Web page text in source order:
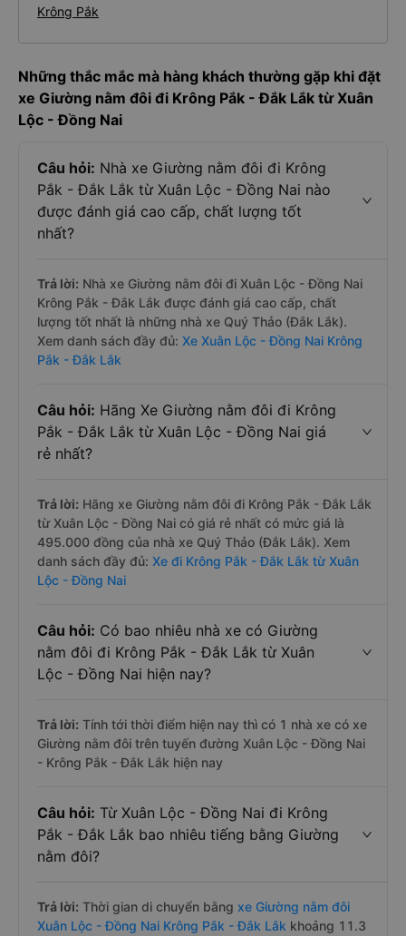
Krông Pắk
Những thắc mắc mà hàng khách thường gặp khi đặt
xe Giường nằm đôi đi Krông Pắk - Đắk Lắk từ Xuân
Lộc - Đồng Nai
Câu hỏi: Nhà xe Giường nằm đôi đi Krông
Pắk - Đắk Lắk từ Xuân Lộc - Đồng Nai nào
được đánh giá cao cấp, chất lượng tốt
nhất?
Trả lời: Nhà xe Giường nằm đôi đi Xuân Lộc - Đồng Nai
Krông Pắk - Đắk Lắk được đánh giá cao cấp, chất
lượng tốt nhất là những nhà xe Quý Thảo (Đắk Lắk).
Xem danh sách đầy đủ: Xe Xuân Lộc - Đồng Nai Krông
Pắk - Đắk Lắk
Câu hỏi: Hãng Xe Giường nằm đôi đi Krông
Pắk - Đắk Lắk từ Xuân Lộc - Đồng Nai giá
rẻ nhất?
Trả lời: Hãng xe Giường nằm đôi đi Krông Pắk - Đắk Lắk
từ Xuân Lộc - Đồng Nai có giá rẻ nhất có mức giá là
495.000 đồng của nhà xe Quý Thảo (Đắk Lắk). Xem
danh sách đầy đủ: Xe đi Krông Pắk - Đắk Lắk từ Xuân
Lộc - Đồng Nai
Câu hỏi: Có bao nhiêu nhà xe có Giường
nằm đôi đi Krông Pắk - Đắk Lắk từ Xuân
Lộc - Đồng Nai hiện nay?
Trả lời: Tính tới thời điểm hiện nay thì có 1 nhà xe có xe
Giường nằm đôi trên tuyến đường Xuân Lộc - Đồng Nai
- Krông Pắk - Đắk Lắk hiện nay
Câu hỏi: Từ Xuân Lộc - Đồng Nai đi Krông
Pắk - Đắk Lắk bao nhiêu tiếng bằng Giường
nằm đôi?
Trả lời: Thời gian di chuyển bằng xe Giường nằm đôi
Xuân Lộc - Đồng Nai Krông Pắk - Đắk Lắk khoảng 11.3